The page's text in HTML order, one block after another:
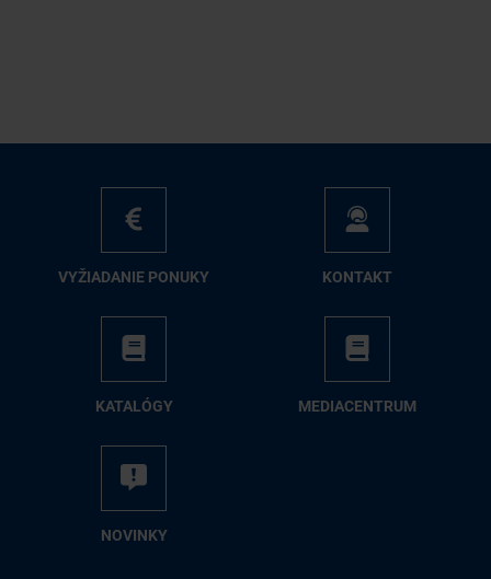
VY­ŽIA­DA­NIE PO­NU­KY KON­TAKT
KA­TA­LÓ­GY ME­DIA­CEN­TRUM
NO­VIN­KY